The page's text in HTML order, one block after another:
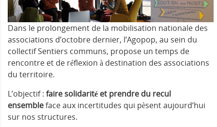
Dans le prolongement de la mobilisation nationale des
associations d’octobre dernier, l’Agopop, au sein du
collectif Sentiers communs, propose un temps de
rencontre et de réflexion à destination des associations
du territoire.
L’objectif : faire solidarité et prendre du recul
ensembleface aux incertitudes qui pèsent aujourd’hui
sur nos structures.